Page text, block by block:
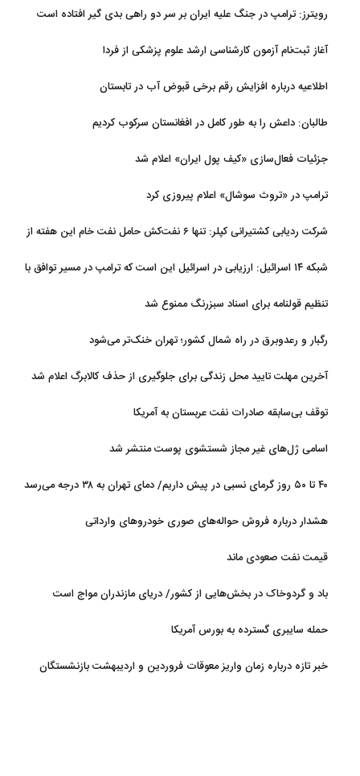
رویترز: ترامپ در جنگ علیه ایران بر سر دو راهی بدی گیر افتاده است
آغاز ثبت‌نام‌ آزمون کارشناسی ارشد علوم پزشکی از فردا
اطلاعیه درباره افزایش رقم برخی قبوض آب در تابستان
طالبان: داعش را به طور کامل در افغانستان سرکوب کردیم
جزئیات فعال‌سازی «کیف پول ایران» اعلام شد
ترامپ در «تروث سوشال» اعلام پیروزی کرد
شرکت ردیابی کشتیرانی کپلر: تنها ۶ نفت‌کش حامل نفت خام این هفته از
شبکه ۱۴ اسرائیل: ارزیابی در اسرائیل این است که ترامپ در مسیر توافق با
تنظیم قولنامه برای اسناد سبزرنگ ممنوع شد
رگبار و رعدوبرق در راه شمال کشور؛ تهران خنک‌تر می‌شود
آخرین مهلت تایید محل زندگی برای جلوگیری از حذف کالابرگ اعلام شد
توقف بی‌سابقه صادرات نفت عربستان به آمریکا
اسامی ژل‌های غیر مجاز شستشوی پوست منتشر شد
۴۰ تا ۵۰ روز گرمای نسبی در پیش داریم/ دمای تهران به ۳۸ درجه می‌رسد
هشدار درباره فروش حواله‌های صوری خودروهای وارداتی
قیمت نفت صعودی ماند
باد و گردوخاک در بخش‌هایی از کشور/ دریای مازندران مواج است
حمله سایبری گسترده به بورس آمریکا
خبر تازه درباره زمان واریز معوقات فروردین و اردیبهشت بازنشستگان